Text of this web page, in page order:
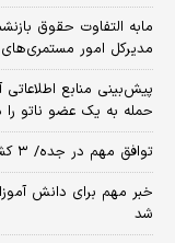
مابه التفاوت حقوق
مدیرکل امور مستمری‌های
پیش‌بینی منابع
حمله به یک عضو ناتو را
توافق مهم در جده/ ۳ کشور منطقه توافقنامه نظامی امضا می‌کنند
خبر مهم برای دانش
شد